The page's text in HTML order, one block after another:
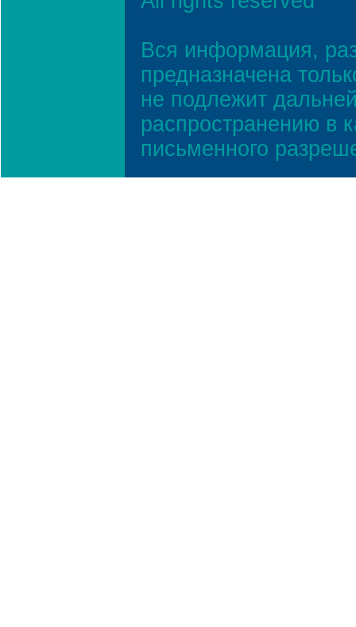
Вся информация,
предназначена
не подлежит
распространению в
письменного